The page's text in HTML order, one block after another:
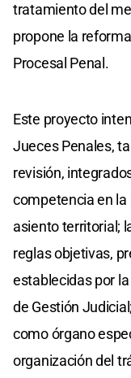
tratamiento del
propone la
Procesal Penal.
Este proyecto
Jueces Penales,
revisión,
competencia en
asiento territorial;
reglas objetivas,
establecidas por
de Gestión
como órgano
organización del